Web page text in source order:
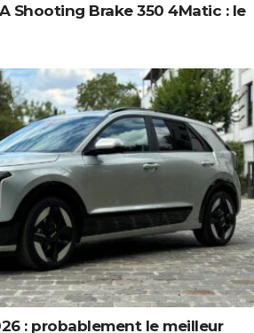
Shooting Brake 350 4Matic : le
: probablement le meilleur